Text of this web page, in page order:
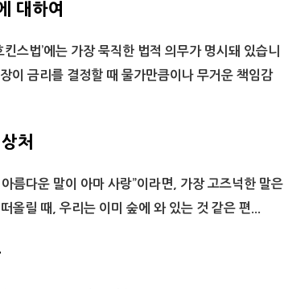
대하여
스법’에는 가장 묵직한 법적 의무가 명시돼 있습니
이 금리를 결정할 때 물가만큼이나 무거운 책임감
처
름다운 말이 아마 사랑”이라면, 가장 고즈넉한 말은
올릴 때, 우리는 이미 숲에 와 있는 것 같은 편...